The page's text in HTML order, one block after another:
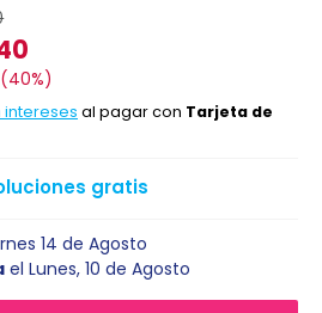
(40%)
intereses al pagar con Tarjeta de
gratis
14 de Agosto
el Lunes, 10 de Agosto